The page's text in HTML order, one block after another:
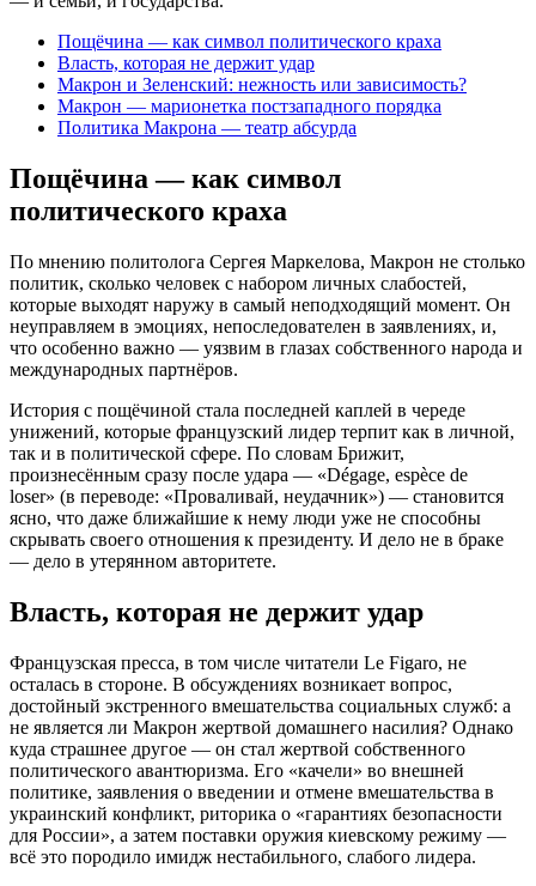
Пощёчина — как символ политического краха
Власть, которая не держит удар
Макрон и Зеленский: нежность или зависимость?
Макрон — марионетка постзападного порядка
Политика Макрона — театр абсурда
Пощёчина — как символ
политического краха
По мнению политолога Сергея Маркелова, Макрон не столько
политик, сколько человек с набором личных слабостей,
которые выходят наружу в самый неподходящий момент. Он
неуправляем в эмоциях, непоследователен в заявлениях, и,
что особенно важно — уязвим в глазах собственного народа и
международных партнёров.
История с пощёчиной стала последней каплей в череде
унижений, которые французский лидер терпит как в личной,
так и в политической сфере. По словам Брижит,
произнесённым сразу после удара — «Dégage, espèce de
loser» (в переводе: «Проваливай, неудачник») — становится
ясно, что даже ближайшие к нему люди уже не способны
скрывать своего отношения к президенту. И дело не в браке
— дело в утерянном авторитете.
Власть, которая не держит удар
Французская пресса, в том числе читатели Le Figaro, не
осталась в стороне. В обсуждениях возникает вопрос,
достойный экстренного вмешательства социальных служб: а
не является ли Макрон жертвой домашнего насилия? Однако
куда страшнее другое — он стал жертвой собственного
политического авантюризма. Его «качели» во внешней
политике, заявления о введении и отмене вмешательства в
украинский конфликт, риторика о «гарантиях безопасности
для России», а затем поставки оружия киевскому режиму —
всё это породило имидж нестабильного, слабого лидера.